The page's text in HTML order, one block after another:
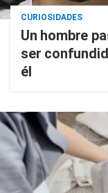
CURIOSIDADES
Un hombre
ser
él